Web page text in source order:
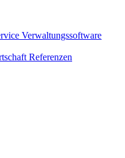
Verwaltungssoftware
Referenzen